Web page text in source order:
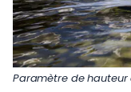
Paramètre de hauteur